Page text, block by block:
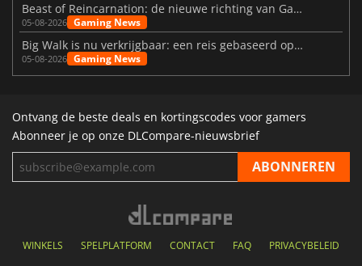
Beast of Reincarnation: de nieuwe richting van Game Freak
05-08-2026 Gaming News
Big Walk is nu verkrijgbaar: een reis gebaseerd op vriendschap
05-08-2026 Gaming News
Ontvang de beste deals en kortingscodes voor gamers
Abonneer je op onze DLCompare-nieuwsbrief
WINKELS SPELPLATFORM CONTACT FAQ PRIVACYBELEID